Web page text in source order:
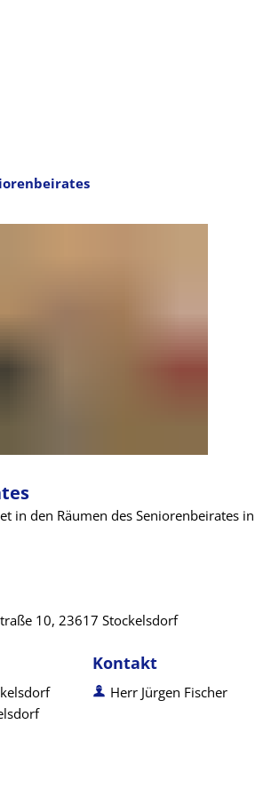
in den Räumen des Seniorenbeirates
10, 23617 Stockelsdorf
Kontakt
Herr Jürgen Fischer